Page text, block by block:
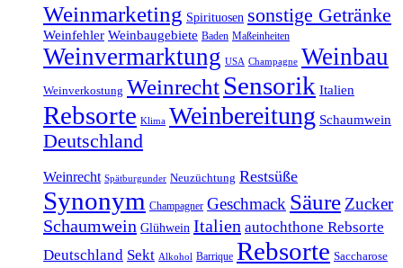
Weinmarketing Spirituosen sonstige Getränke
Weinfehler Weinbaugebiete Baden Maßeinheiten
Weinvermarktung USA Champagne Weinbau
Weinverkostung Weinrecht Sensorik Italien
Rebsorte Klima Weinbereitung Schaumwein
Deutschland
Weinrecht Spätburgunder Neuzüchtung Restsüße
Synonym Champagner Geschmack Säure Zucker
Schaumwein Glühwein Italien autochthone Rebsorte
Deutschland Sekt Alkohol Barrique Rebsorte Saccharose